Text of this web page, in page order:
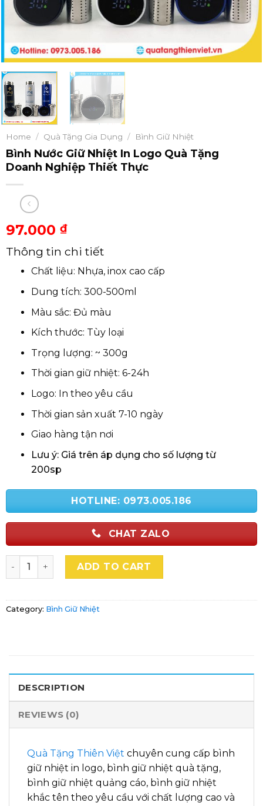
Home / Quà Tặng Gia Dụng / Bình Giữ Nhiệt
Bình Nước Giữ Nhiệt In Logo Quà Tặng
Doanh Nghiệp Thiết Thực
97.000 ₫
Thông tin chi tiết
Chất liệu: Nhựa, inox cao cấp
Dung tích: 300-500ml
Màu sắc: Đủ màu
Kích thước: Tùy loại
Trọng lượng: ~ 300g
Thời gian giữ nhiệt: 6-24h
Logo: In theo yêu cầu
Thời gian sản xuất 7-10 ngày
Giao hàng tận nơi
Lưu ý: Giá trên áp dụng cho số lượng từ
200sp
HOTLINE: 0973.005.186
CHAT ZALO
Bình Nước Giữ Nhiệt In Logo Quà Tặng Doanh Nghiệp
ADD TO CART
Category: Bình Giữ Nhiệt
DESCRIPTION
REVIEWS (0)
Quà Tặng Thiên Việt chuyên cung cấp bình
giữ nhiệt in logo, bình giữ nhiệt quà tặng,
bình giữ nhiệt quảng cáo, bình giữ nhiệt
khắc tên theo yêu cầu với chất lượng cao và